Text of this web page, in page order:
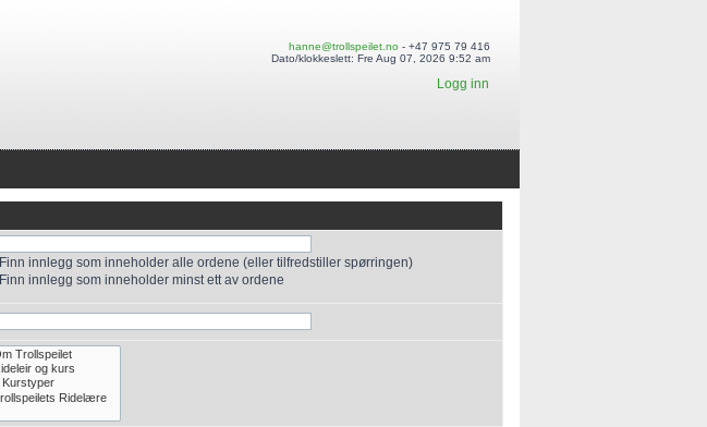
hanne@trollspeilet.no - +47 975 79 416
Dato/klokkeslett: Fre Aug 07, 2026 9:52 am
Logg inn
Finn innlegg som inneholder alle ordene (eller tilfredstiller spørringen)
Finn innlegg som inneholder minst ett av ordene